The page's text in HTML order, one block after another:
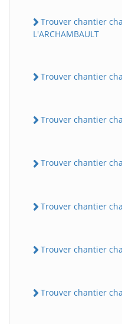
Trouver chantier
L'ARCHAMBAULT
Trouver chantier
Trouver chantier
Trouver chantier
Trouver chantier
Trouver chantier
Trouver chantier